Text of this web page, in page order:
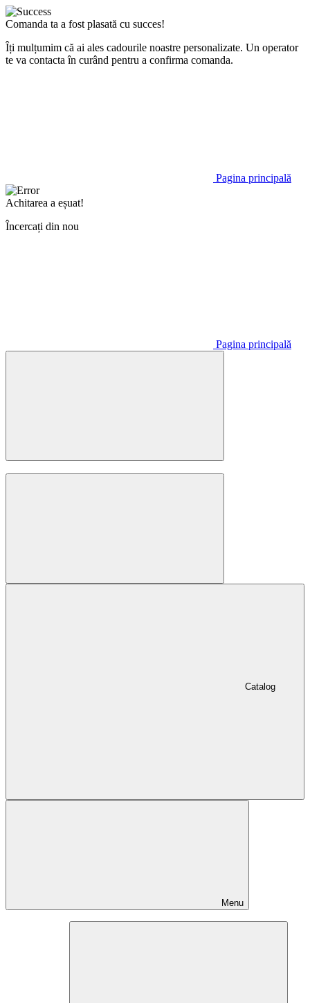
Comanda ta a fost plasată cu succes!
Îți mulțumim că ai ales cadourile noastre personalizate. Un operator
te va contacta în curând pentru a confirma comanda.
Pagina principală
Achitarea a eșuat!
Încercați din nou
Pagina principală
Catalog
Menu